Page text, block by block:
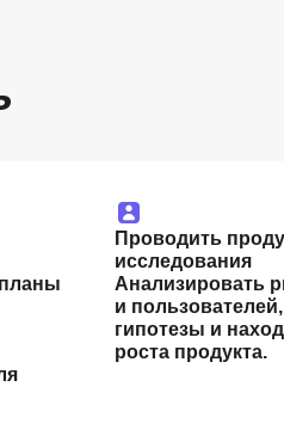
Проводить
исследования
Анализировать
и
гипотезы и
роста продукта.